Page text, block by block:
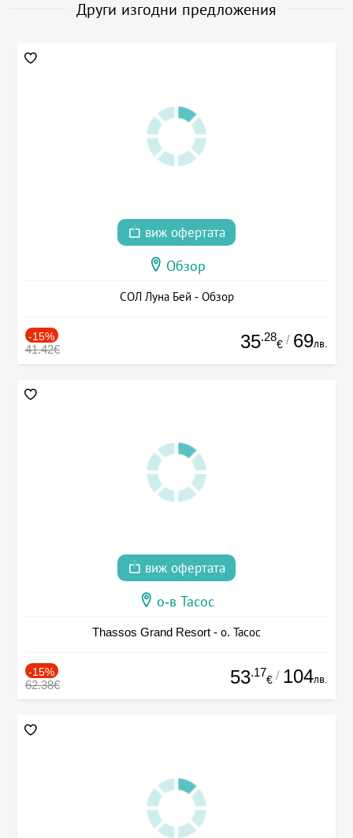
Други изгодни предложения
виж офертата
Обзор
СОЛ Луна Бей - Обзор
-15%
41.42€ 35.28
€ / 69лв.
виж офертата
о-в Тасос
Thassos Grand Resort - о. Тасос
-15%
62.38€ 53.17
€ / 104лв.